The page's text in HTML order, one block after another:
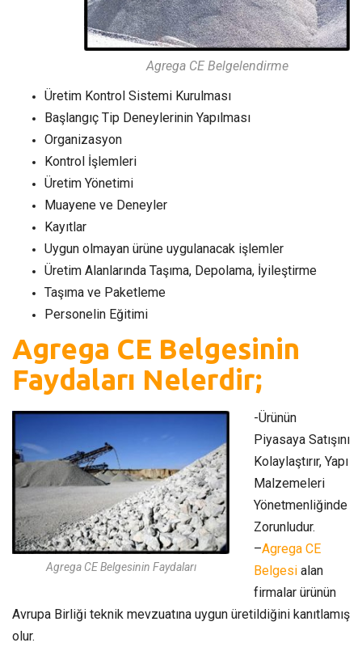
Agrega CE Belgelendirme
Üretim Kontrol Sistemi Kurulması
Başlangıç Tip Deneylerinin Yapılması
Organizasyon
Kontrol İşlemleri
Üretim Yönetimi
Muayene ve Deneyler
Kayıtlar
Uygun olmayan ürüne uygulanacak işlemler
Üretim Alanlarında Taşıma, Depolama, İyileştirme
Taşıma ve Paketleme
Personelin Eğitimi
Agrega CE Belgesinin
Faydaları Nelerdir;
Agrega CE Belgesinin Faydaları
-Ürünün
Piyasaya Satışını
Kolaylaştırır, Yapı
Malzemeleri
Yönetmenliğinde
Zorunludur.
–Agrega CE
Belgesi alan
firmalar ürünün
Avrupa Birliği teknik mevzuatına uygun üretildiğini kanıtlamış
olur.